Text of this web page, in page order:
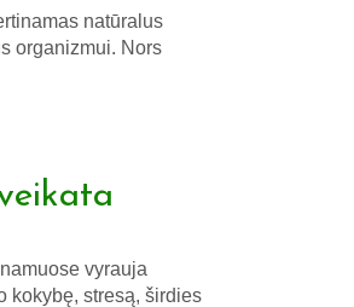
natūralus
organizmui. Nors
vyrauja
kokybę, stresą, širdies